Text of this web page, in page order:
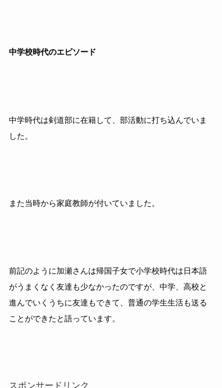
中学校時代のエピソード
中学時代は剣道部に在籍して、部活動に打ち込んでいま
した。
また当時から家庭教師が付いていました。
前記のように加瀬さんは帰国子女で小学校時代は日本語
がうまくなく友達も少なかったのですが、 中学、高校と
進んでいくうちに友達もできて、普通の学生生活も送る
ことができたと語っています。
スポンサードリンク